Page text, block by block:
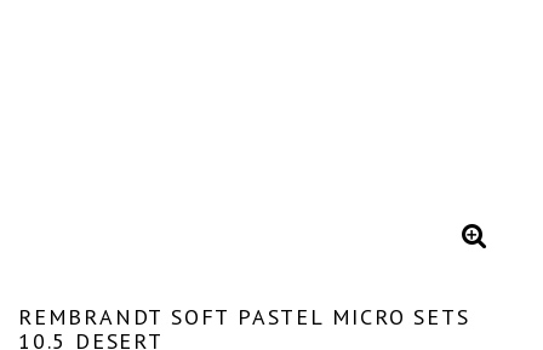
REMBRANDT SOFT PASTEL MICRO SETS
10.5 DESERT